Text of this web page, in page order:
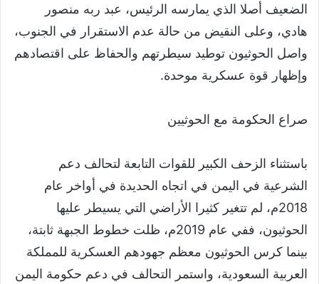
الضعيف أصلا الذي يمارسه الرئيس، عبد ربه منصور
هادي، وعلى النقيض من حالة عدم الاستقرار في الجنوب،
واصل الحوثيون توطيد سيطرتهم والحفاظ على اقتصادهم
وإظهار قوة عسكرية موحدة.
صراع الحكومة مع الحوثيين
باستثناء الزحف الكبير للقوات التابعة لتحالف دعم
الشرعية في اليمن في اتجاه الحديدة في أواخر عام
2018م، لم تتغير كثيرا الأراضي التي يسيطر عليها
الحوثيون، ففي عام 2019م، ظلت خطوط الجبهة ثابتة،
بينما كرس الحوثيون معظم جهودهم العسكرية للمملكة
العربية السعودية، واستمر التحالف في دعم حكومة اليمن